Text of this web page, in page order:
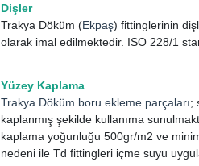
Dişler
Trakya Döküm (Ekpaş) fittinglerinin
olarak imal edilmektedir. ISO 228/1
Yüzey Kaplama
Trakya Döküm boru ekleme parçaları;
kaplanmış şekilde kullanıma
kaplama yoğunluğu 500gr/m2 ve
nedeni ile Td fittingleri içme suyu